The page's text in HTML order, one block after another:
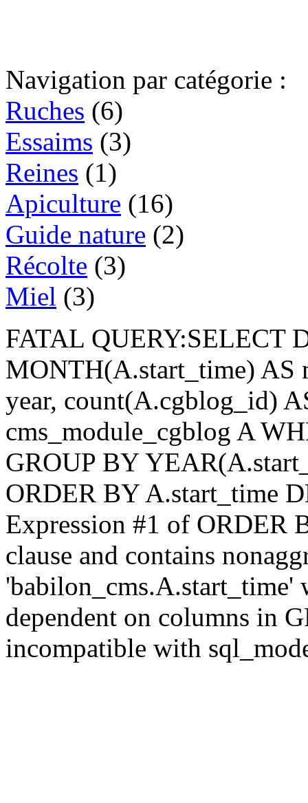
Navigation par catégorie :
Ruches (6)
Essaims (3)
Reines (1)
Apiculture (16)
Guide nature (2)
Récolte (3)
Miel (3)
FATAL QUERY:SELECT
MONTH(A.start_time) AS
year, count(A.cgblog_id)
cms_module_cgblog A
GROUP BY
ORDER BY A.start_time
Expression #1 of ORDER
clause and contains
dependent on columns in
incompatible with